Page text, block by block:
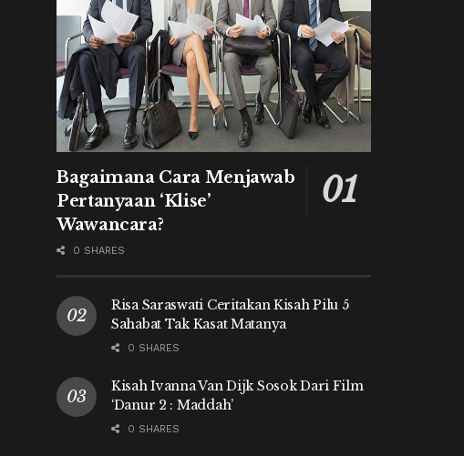
Bagaimana Cara Menjawab
Pertanyaan ‘Klise’
Wawancara?
0 SHARES
Risa Saraswati Ceritakan Kisah Pilu 5
Sahabat Tak Kasat Matanya
0 SHARES
Kisah Ivanna Van Dijk Sosok Dari Film
‘Danur 2 : Maddah’
0 SHARES